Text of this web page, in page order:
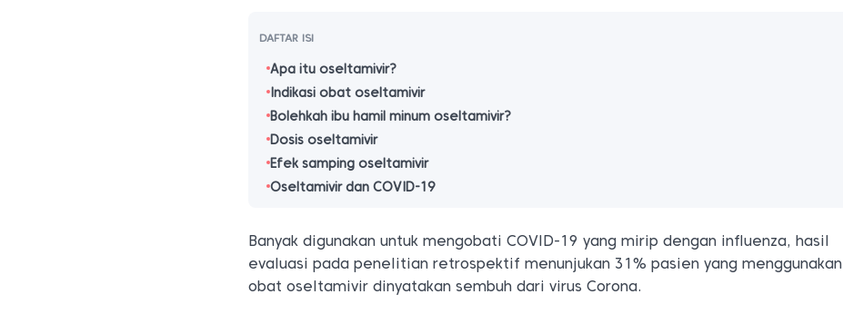
DAFTAR ISI
Apa itu oseltamivir?
Indikasi obat oseltamivir
Bolehkah ibu hamil minum oseltamivir?
Dosis oseltamivir
Efek samping oseltamivir
Oseltamivir dan COVID-19
Banyak digunakan untuk mengobati COVID-19 yang mirip dengan influenza, hasil
evaluasi pada penelitian retrospektif menunjukan 31% pasien yang menggunakan
obat oseltamivir dinyatakan sembuh dari virus Corona.